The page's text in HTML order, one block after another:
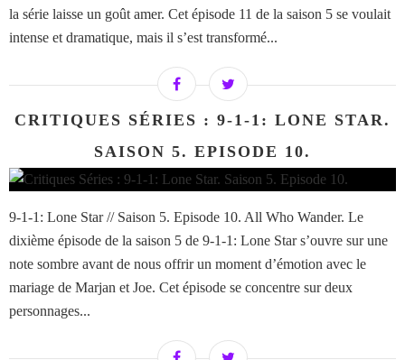
la série laisse un goût amer. Cet épisode 11 de la saison 5 se voulait
intense et dramatique, mais il s’est transformé...
CRITIQUES SÉRIES : 9-1-1: LONE STAR.
SAISON 5. EPISODE 10.
9-1-1: Lone Star // Saison 5. Episode 10. All Who Wander. Le
dixième épisode de la saison 5 de 9-1-1: Lone Star s’ouvre sur une
note sombre avant de nous offrir un moment d’émotion avec le
mariage de Marjan et Joe. Cet épisode se concentre sur deux
personnages...